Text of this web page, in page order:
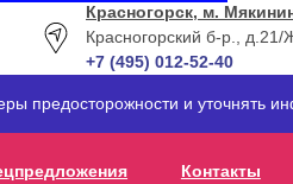
Красногорск, м.
Красногорский б-р., д.21/
+7 (495) 012-52-40
предосторожности и
Контакты